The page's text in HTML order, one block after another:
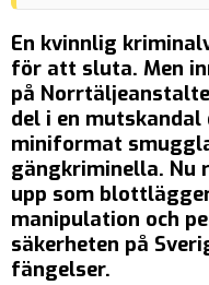
En kvinnlig
för att sluta. Men
på
del i en
miniformat
gängkriminella. Nu
upp som
manipulation och
säkerheten på
fängelser.